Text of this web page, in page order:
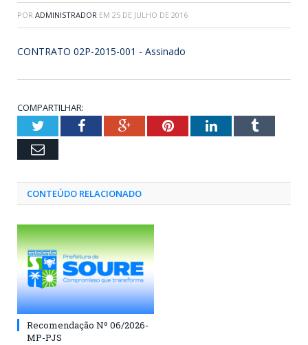
POR ADMINISTRADOR EM 25 DE JULHO DE 2016
CONTRATO 02P-2015-001 - Assinado
COMPARTILHAR:
TwitterFacebookGoogle+PinterestLinkedInTumblr
Email
CONTEÚDO RELACIONADO
Recomendação Nº 06/2026-
MP-PJS